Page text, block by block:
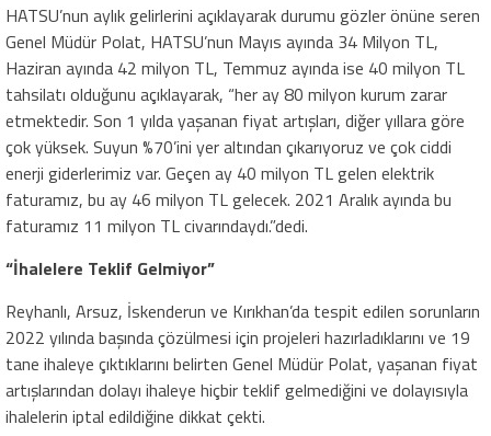
HATSU’nun aylık gelirlerini açıklayarak durumu gözler önüne seren
Genel Müdür Polat, HATSU’nun Mayıs ayında 34 Milyon TL,
Haziran ayında 42 milyon TL, Temmuz ayında ise 40 milyon TL
tahsilatı olduğunu açıklayarak, “her ay 80 milyon kurum zarar
etmektedir. Son 1 yılda yaşanan fiyat artışları, diğer yıllara göre
çok yüksek. Suyun %70’ini yer altından çıkarıyoruz ve çok ciddi
enerji giderlerimiz var. Geçen ay 40 milyon TL gelen elektrik
faturamız, bu ay 46 milyon TL gelecek. 2021 Aralık ayında bu
faturamız 11 milyon TL civarındaydı.”dedi.
“İhalelere Teklif Gelmiyor”
Reyhanlı, Arsuz, İskenderun ve Kırıkhan’da tespit edilen sorunların
2022 yılında başında çözülmesi için projeleri hazırladıklarını ve 19
tane ihaleye çıktıklarını belirten Genel Müdür Polat, yaşanan fiyat
artışlarından dolayı ihaleye hiçbir teklif gelmediğini ve dolayısıyla
ihalelerin iptal edildiğine dikkat çekti.